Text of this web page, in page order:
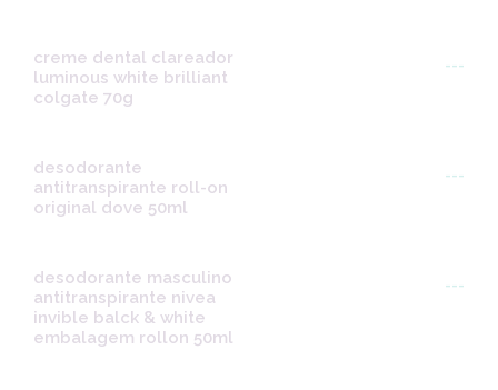
creme dental clareador
luminous white brilliant
colgate 70g
---
desodorante
antitranspirante roll-on
original dove 50ml
---
desodorante masculino
antitranspirante nivea
invible balck & white
embalagem rollon 50ml
---